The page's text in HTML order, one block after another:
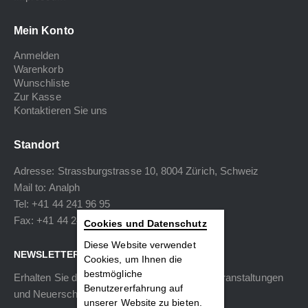
Mein Konto
Anmelden
Warenkorb
Wunschliste
Zur Kasse
Kontaktieren Sie uns
Standort
Adresse: Strassburgstrasse 10, 8004 Zürich, Schweiz
Mail to: Analph
Tel: +41 44 241 96 95
Fax: +41 44 240 34 40
NEWSLETTER
Erhalten Sie die neuesten Informationen zu Veranstaltungen
und Neuerscheinungen.
Cookies und Datenschutz
Diese Website verwendet
Cookies, um Ihnen die
bestmögliche
Benutzererfahrung auf
unserer Website zu bieten.